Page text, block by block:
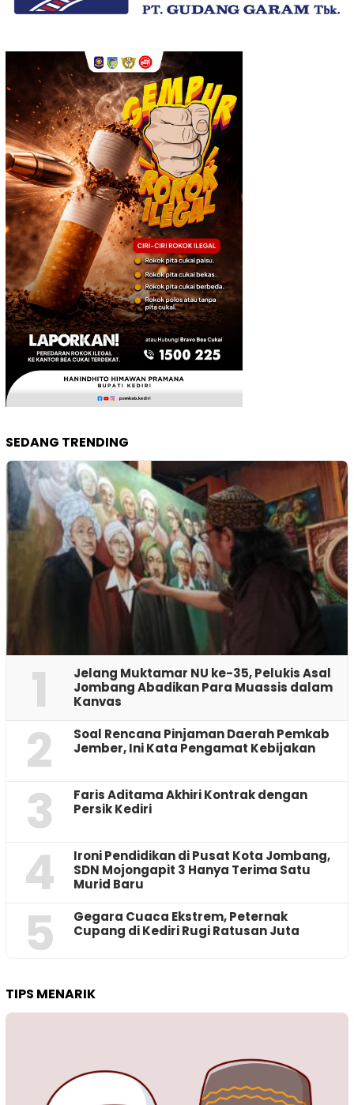
SEDANG TRENDING
1
Jelang Muktamar NU ke-35, Pelukis Asal
Jombang Abadikan Para Muassis dalam
Kanvas
2
‎Soal Rencana Pinjaman Daerah Pemkab
Jember, Ini Kata Pengamat Kebijakan ‎
3
Faris Aditama Akhiri Kontrak dengan
Persik Kediri
4
Ironi Pendidikan di Pusat Kota Jombang,
SDN Mojongapit 3 Hanya Terima Satu
Murid Baru
5
‎Gegara Cuaca Ekstrem, Peternak
Cupang di Kediri Rugi Ratusan Juta
TIPS MENARIK